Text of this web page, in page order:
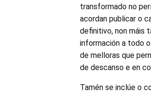
transformado no
acordan publicar o
definitivo, non máis
información a todo
de melloras que
de descanso e en
Tamén se inclúe o